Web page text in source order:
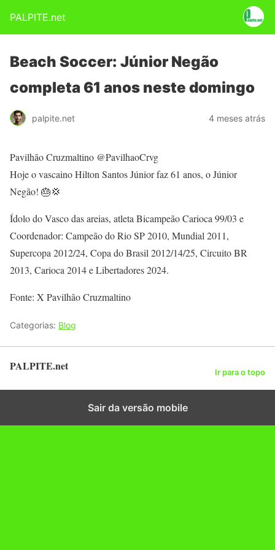
PALPITE.net
Beach Soccer: Júnior Negão
completa 61 anos neste domingo
palpite.net 4 meses atrás
Pavilhão Cruzmaltino @PavilhaoCrvg
Hoje o vascaino Hilton Santos Júnior faz 61 anos, o Júnior
Negão! 🎂💢
Ídolo do Vasco das areias, atleta Bicampeão Carioca 99/03 e
Coordenador: Campeão do Rio SP 2010, Mundial 2011,
Supercopa 2012/24, Copa do Brasil 2012/14/25, Circuito BR
2013, Carioca 2014 e Libertadores 2024.
Fonte: X Pavilhão Cruzmaltino
Categorias: Blog
PALPITE.net Ir para o topo
Sair da versão mobile